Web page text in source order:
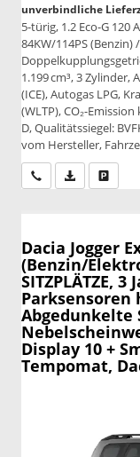
unverbindliche
5-türig, 1.2 Eco-G 120
84KW/114PS (Benzin)
1.199 cm³, 3
(ICE), Autogas LPG,
(WLTP), CO₂-
D, Qualitätssiegel:
vom Hersteller,
Wir rufen Sie an
PDF-Datei,
Dacia Jogger
(Benzin/
SITZPLÄTZE,
Abgedunkelte
Display 10 +
Tempomat,